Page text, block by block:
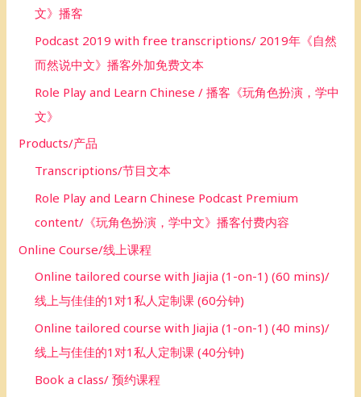
文》播客
Podcast 2019 with free transcriptions/ 2019年《自然
而然说中文》播客外加免费文本
Role Play and Learn Chinese / 播客《玩角色扮演，学中
文》
Products/产品
Transcriptions/节目文本
Role Play and Learn Chinese Podcast Premium
content/《玩角色扮演，学中文》播客付费内容
Online Course/线上课程
Online tailored course with Jiajia (1-on-1) (60 mins)/
线上与佳佳的1对1私人定制课 (60分钟)
Online tailored course with Jiajia (1-on-1) (40 mins)/
线上与佳佳的1对1私人定制课 (40分钟)
Book a class/ 预约课程